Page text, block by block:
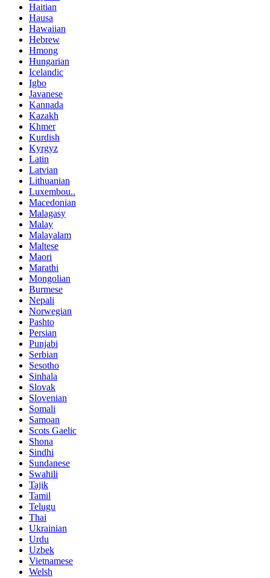
Haitian
Hausa
Hawaiian
Hebrew
Hmong
Hungarian
Icelandic
Igbo
Javanese
Kannada
Kazakh
Khmer
Kurdish
Kyrgyz
Latin
Latvian
Lithuanian
Luxembou..
Macedonian
Malagasy
Malay
Malayalam
Maltese
Maori
Marathi
Mongolian
Burmese
Nepali
Norwegian
Pashto
Persian
Punjabi
Serbian
Sesotho
Sinhala
Slovak
Slovenian
Somali
Samoan
Scots Gaelic
Shona
Sindhi
Sundanese
Swahili
Tajik
Tamil
Telugu
Thai
Ukrainian
Urdu
Uzbek
Vietnamese
Welsh